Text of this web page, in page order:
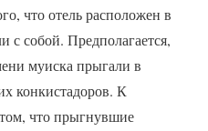
что отель расположен в
с собой. Предполагается,
муиска прыгали в
конкистадоров. К
что прыгнувшие